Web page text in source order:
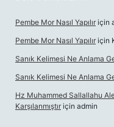
Pembe Mor Nasıl Yapılır için
Pembe Mor Nasıl Yapılır için
Sanık Kelimesi Ne Anlama
Sanık Kelimesi Ne Anlama
Hz Muhammed Sallallahu
Karşılanmıştır için admin